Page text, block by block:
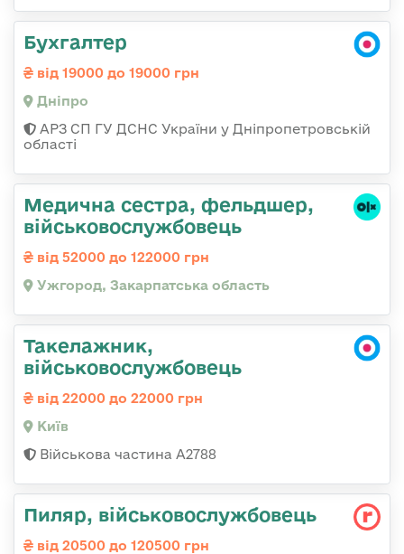
Бухгалтер
від 19000 до 19000 грн
Дніпро
АРЗ СП ГУ ДСНС України у Дніпропетровській
області
Медична сестра, фельдшер,
військовослужбовець
від 52000 до 122000 грн
Ужгород, Закарпатська область
Такелажник,
військовослужбовець
від 22000 до 22000 грн
Київ
Військова частина А2788
Пиляр, військовослужбовець
від 20500 до 120500 грн